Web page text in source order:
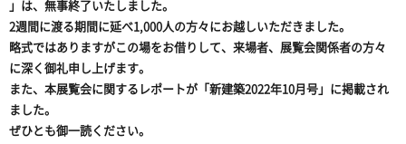
」は、無事終了いたしました。
2週間に渡る期間に延べ1,000人の方々にお越しいただきました。
略式ではありますがこの場をお借りして、来場者、展覧会関係者の方々
に深く御礼申し上げます。
また、本展覧会に関するレポートが「新建築2022年10月号」に掲載され
ました。
ぜひとも御一読ください。